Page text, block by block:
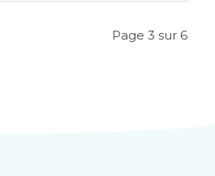
Page 3 sur 6